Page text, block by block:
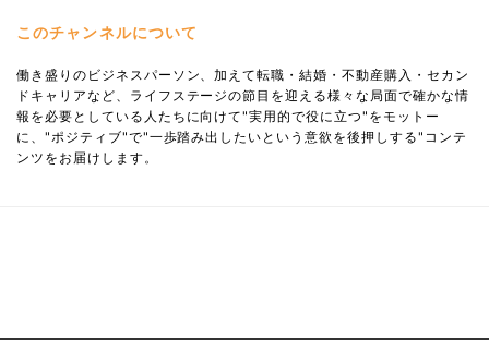
このチャンネルについて
働き盛りのビジネスパーソン、加えて転職・結婚・不動産購入・セカン
ドキャリアなど、ライフステージの節目を迎える様々な局面で確かな情
報を必要としている人たちに向けて"実用的で役に立つ"をモットー
に、"ポジティブ"で"一歩踏み出したいという意欲を後押しする"コンテ
ンツをお届けします。